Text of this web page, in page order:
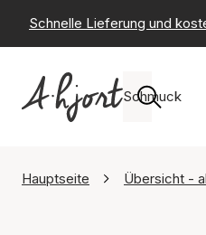
Schnelle Lieferung und
Schmuck
Hauptseite Übersicht -